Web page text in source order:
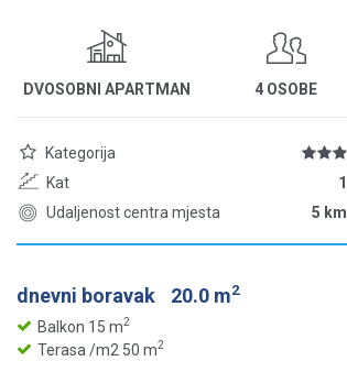
DVOSOBNI APARTMAN 4 OSOBE
Kategorija
Kat
1
Udaljenost centra mjesta
5 km
dnevni boravak 20.0 m2
Balkon 15 m2
Terasa /m2 50 m2